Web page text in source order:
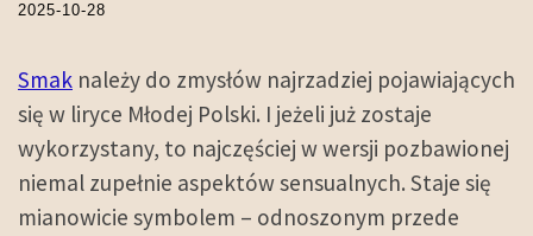
2025-10-28
Smak należy do zmysłów najrzadziej pojawiających
się w liryce Młodej Polski. I jeżeli już zostaje
wykorzystany, to najczęściej w wersji pozbawionej
niemal zupełnie aspektów sensualnych. Staje się
mianowicie symbolem – odnoszonym przede